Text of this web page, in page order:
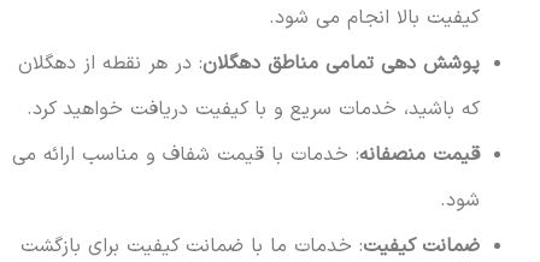
کیفیت بالا انجام می شود.
پوشش دهی تمامی مناطق دهگلان: در هر نقطه از دهگلان
که باشید، خدمات سریع و با کیفیت دریافت خواهید کرد.
قیمت منصفانه: خدمات با قیمت شفاف و مناسب ارائه می
شود.
ضمانت کیفیت: خدمات ما با ضمانت کیفیت برای بازگشت